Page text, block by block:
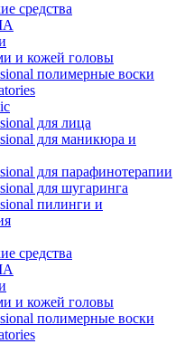
средства
и кожей головы
полимерные воски
для лица
для маникюра и
для парафинотерапии
для шугаринга
пилинги и
средства
и кожей головы
полимерные воски